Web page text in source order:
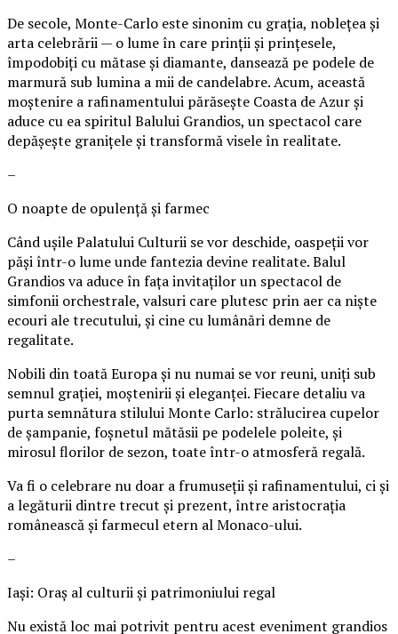
De secole, Monte-Carlo este sinonim cu grația, noblețea și
arta celebrării — o lume în care prinții și prințesele,
împodobiți cu mătase și diamante, dansează pe podele de
marmură sub lumina a mii de candelabre. Acum, această
moștenire a rafinamentului părăsește Coasta de Azur și
aduce cu ea spiritul Balului Grandios, un spectacol care
depășește granițele și transformă visele în realitate.
–
O noapte de opulență și farmec
Când ușile Palatului Culturii se vor deschide, oaspeții vor
păși într-o lume unde fantezia devine realitate. Balul
Grandios va aduce în fața invitaților un spectacol de
simfonii orchestrale, valsuri care plutesc prin aer ca niște
ecouri ale trecutului, și cine cu lumânări demne de
regalitate.
Nobili din toată Europa și nu numai se vor reuni, uniți sub
semnul grației, moștenirii și eleganței. Fiecare detaliu va
purta semnătura stilului Monte Carlo: strălucirea cupelor
de șampanie, foșnetul mătăsii pe podelele poleite, și
mirosul florilor de sezon, toate într-o atmosferă regală.
Va fi o celebrare nu doar a frumuseții și rafinamentului, ci și
a legăturii dintre trecut și prezent, între aristocrația
românească și farmecul etern al Monaco-ului.
–
Iași: Oraș al culturii și patrimoniului regal
Nu există loc mai potrivit pentru acest eveniment grandios